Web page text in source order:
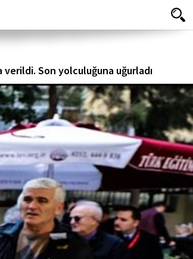
verildi. Son yolculuğuna uğurladı